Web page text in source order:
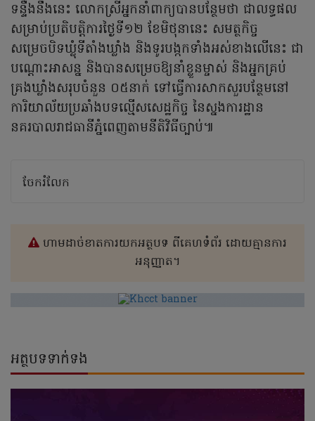
ទន្ទឺងនឹងនេះ លោកស្រីអ្នកនាំពាក្យបានបន្ថែមថា ជាលទ្ធផល
សម្រាប់ប្រតិបតិ្តការថ្ងៃទី១២ ខែមិថុនានេះ សមត្ថកិច្ច
សម្រេចបិទឃ្លុំទីតាំងឃ្លាំង និងទូរបង្កកទាំងអស់ខាងលើនេះ ជា
បណ្តោះអាសន្ន និងបានសម្រេចឱ្យនាំខ្លួនម្ចាស់ និងអ្នកគ្រប់
គ្រងឃ្លាំងសរុបចំនួន ០៥នាក់ ទៅធ្វើការសាកសួរបន្ថែមនៅ
ការិយាល័យប្រឆាំងបទល្មើសសេដ្ឋកិច្ច នៃស្នងការដ្ឋាន
នគរបាលរាជធានីភ្នំពេញតាមនីតិវិធីច្បាប់៕
ចែករំលែក
ហាមដាច់ខាតការយកអត្ថបទ ពីគេហទំព័រ ដោយគ្មានការ
អនុញ្ញាត។
អត្ថបទទាក់ទង